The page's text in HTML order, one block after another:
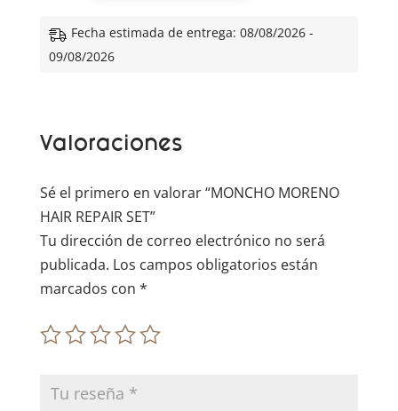
e
e
Fecha estimada de entrega: 08/08/2026 -
09/08/2026
Valoraciones
Sé el primero en valorar “MONCHO MORENO
HAIR REPAIR SET”
Tu dirección de correo electrónico no será
publicada. Los campos obligatorios están
marcados con *